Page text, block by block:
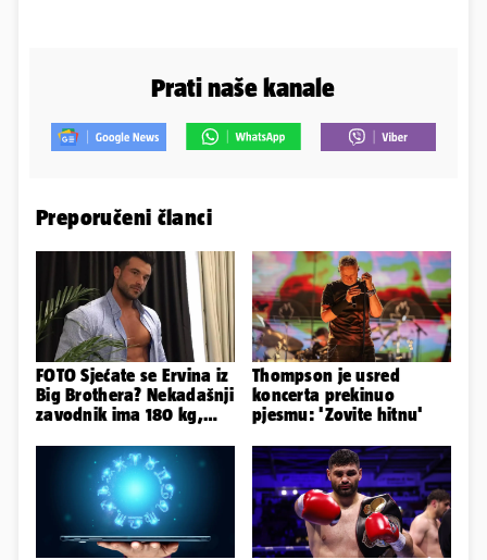
Prati naše kanale
Preporučeni članci
FOTO Sjećate se Ervina iz
Big Brothera? Nekadašnji
zavodnik ima 180 kg,
Thompson je usred
koncerta prekinuo
pjesmu: 'Zovite hitnu'